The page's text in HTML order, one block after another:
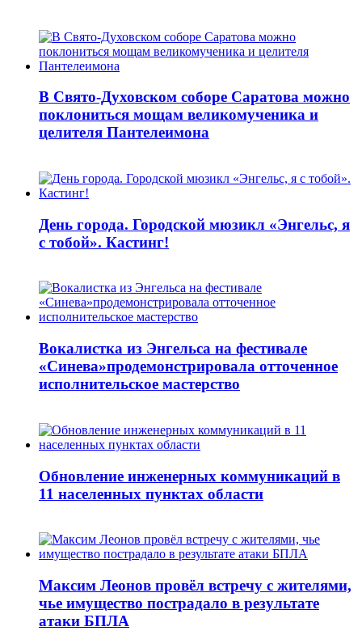
В Свято-Духовском соборе Саратова можно
поклониться мощам великомученика и
целителя Пантелеимона
День города. Городской мюзикл «Энгельс, я
с тобой». Кастинг!
Вокалистка из Энгельса на фестивале
«Синева»продемонстрировала отточенное
исполнительское мастерство
Обновление инженерных коммуникаций в
11 населенных пунктах области
Максим Леонов провёл встречу с жителями,
чье имущество пострадало в результате
атаки БПЛА